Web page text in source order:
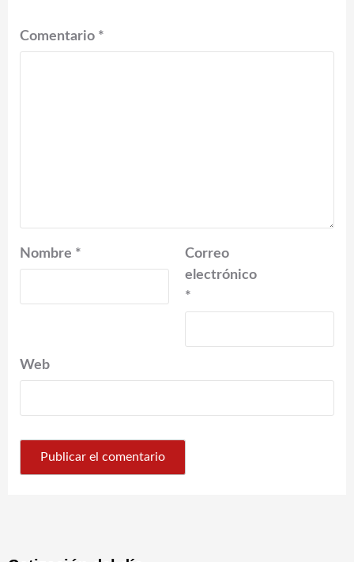
Comentario *
Nombre *
Correo
electrónico
*
Web